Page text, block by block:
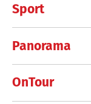
Sport
Panorama
OnTour